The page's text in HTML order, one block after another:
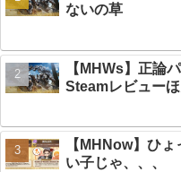
ないの草
【MHWs】正論
Steamレビュー
【MHNow】ひ
い子じゃ、、、